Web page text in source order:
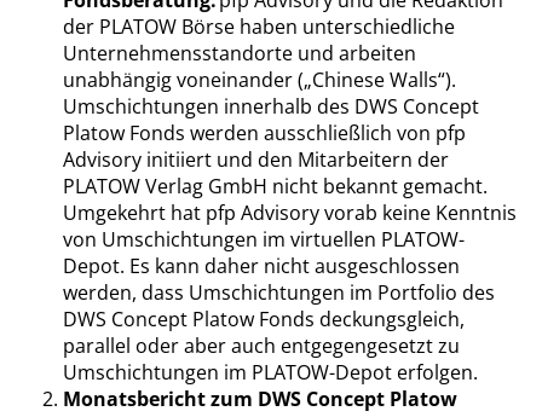
der PLATOW Börse haben unterschiedliche
Unternehmensstandorte und arbeiten
unabhängig voneinander („Chinese Walls“).
Umschichtungen innerhalb des DWS Concept
Platow Fonds werden ausschließlich von pfp
Advisory initiiert und den Mitarbeitern der
PLATOW Verlag GmbH nicht bekannt gemacht.
Umgekehrt hat pfp Advisory vorab keine Kenntnis
von Umschichtungen im virtuellen PLATOW-
Depot. Es kann daher nicht ausgeschlossen
werden, dass Umschichtungen im Portfolio des
DWS Concept Platow Fonds deckungsgleich,
parallel oder aber auch entgegengesetzt zu
Umschichtungen im PLATOW-Depot erfolgen.
Monatsbericht zum DWS Concept Platow